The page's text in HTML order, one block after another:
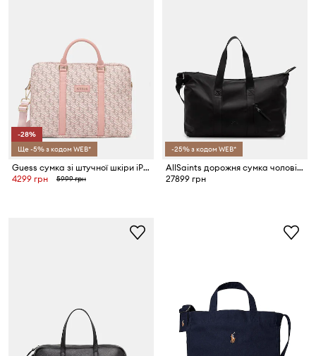
-28%
Ще -5% з кодом WEB*
Guess сумка зі штучної шкіри iPhone 16
4299 грн
5999 грн
-25% з кодом WEB*
AllSaints дорожня сумка чоловіча шкіряна KEI
27899 грн